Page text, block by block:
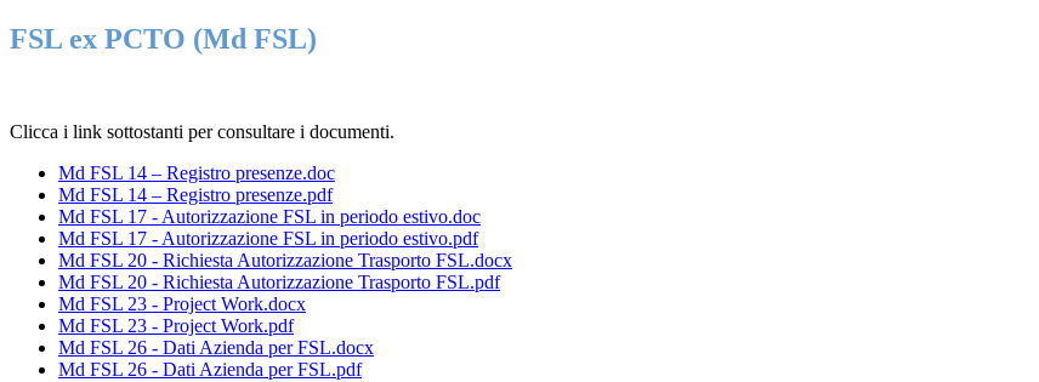
FSL ex PCTO (Md FSL)
Clicca i link sottostanti per consultare i documenti.
Md FSL 14 – Registro presenze.doc
Md FSL 14 – Registro presenze.pdf
Md FSL 17 - Autorizzazione FSL in periodo estivo.doc
Md FSL 17 - Autorizzazione FSL in periodo estivo.pdf
Md FSL 20 - Richiesta Autorizzazione Trasporto FSL.docx
Md FSL 20 - Richiesta Autorizzazione Trasporto FSL.pdf
Md FSL 23 - Project Work.docx
Md FSL 23 - Project Work.pdf
Md FSL 26 - Dati Azienda per FSL.docx
Md FSL 26 - Dati Azienda per FSL.pdf